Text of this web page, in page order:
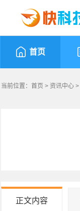
首页
当前位置： 首页 > 资讯中心 >
正文内容